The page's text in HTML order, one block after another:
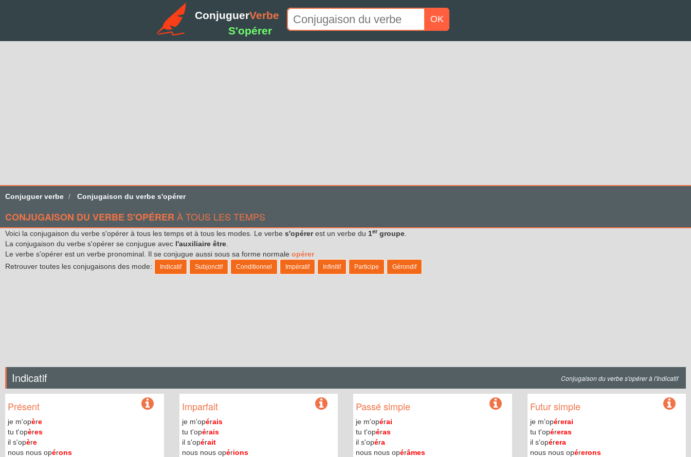
ConjuguerVerbe
S'opérer
OK
Conjuguer verbe Conjugaison du verbe s'opérer
CONJUGAISON DU VERBE S'OPÉRER À TOUS LES TEMPS
Voici la conjugaison du verbe s'opérer à tous les temps et à tous les modes. Le verbe s'opérerest un verbe du 1er groupe
La conjugaison du verbe s'opérer se conjugue avec l'auxiliaire être
Le verbe s'opérer est un verbe pronominal. Il se conjugue aussi sous sa forme normale opérer
Retrouver toutes les conjugaisons des mode:
Indicatif Subjonctif Conditionnel Impératif Infinitif Participe Gérondif
Indicatif Conjugaison du verbe s'opérer à l'Indicatif
Présent
je m'opère
tu t'opères
il s'opère
nous nous opérons
Imparfait
je m'opérais
tu t'opérais
il s'opérait
nous nous opérions
Passé simple
je m'opérai
tu t'opéras
il s'opéra
nous nous opérâmes
Futur simple
je m'opérerai
tu t'opéreras
il s'opérera
nous nous opérerons